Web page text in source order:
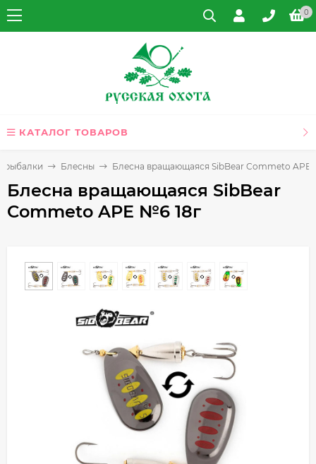
0
КАТАЛОГ ТОВАРОВ
рыбалки Блесны Блесна вращающаяся SibBear Commeto APE
Блесна вращающаяся SibBear
Commeto APE №6 18г